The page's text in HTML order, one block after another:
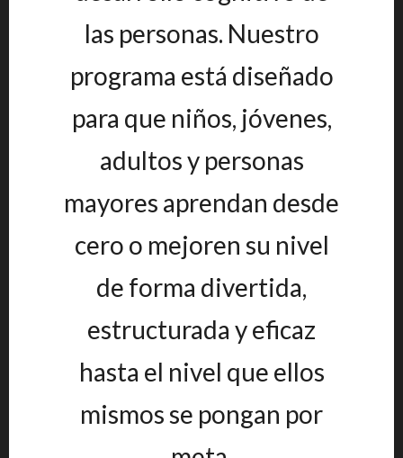
las personas. Nuestro
programa está diseñado
para que niños, jóvenes,
adultos y personas
mayores aprendan desde
cero o mejoren su nivel
de forma divertida,
estructurada y eficaz
hasta el nivel que ellos
mismos se pongan por